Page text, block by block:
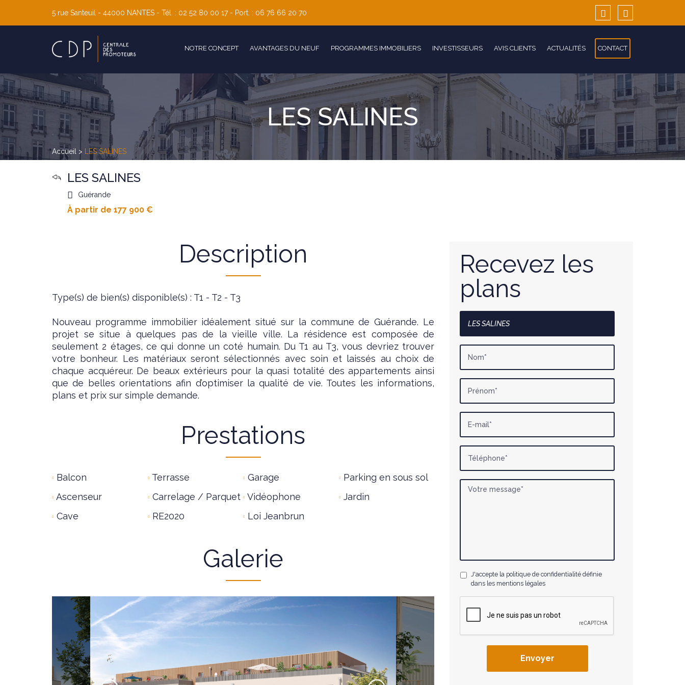
5 rue Santeuil - 44000 NANTES - Tél. : 02 52 80 00 17 - Port. : 06 76 66 20 70
NOTRE CONCEPT AVANTAGES DU NEUF PROGRAMMES IMMOBILIERS INVESTISSEURS AVIS CLIENTS ACTUALITÉS CONTACT
LES SALINES
Accueil > LES SALINES
LES SALINES
Guérande
À partir de 177 900 €
Description
Type(s) de bien(s) disponible(s) : T1 - T2 - T3
Nouveau programme immobilier idéalement situé sur la commune de Guérande. Le
projet se situe à quelques pas de la vieille ville. La résidence est composée de
seulement 2 étages, ce qui donne un coté humain. Du T1 au T3, vous devriez trouver
votre bonheur. Les matériaux seront sélectionnés avec soin et laissés au choix de
chaque acquéreur. De beaux extérieurs pour la quasi totalité des appartements ainsi
que de belles orientations afin d’optimiser la qualité de vie. Toutes les informations,
plans et prix sur simple demande.
Prestations
Balcon Terrasse Garage
Parking en sous sol
Ascenseur
Carrelage / Parquet Vidéophone
Jardin
Cave
RE2020 Loi Jeanbrun
Galerie
Recevez les
plans
J'accepte la politique de confidentialité définie
dans les mentions légales